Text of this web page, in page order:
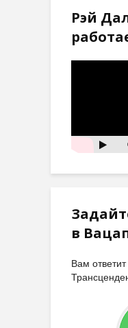
Рэй
в
Вам ответит